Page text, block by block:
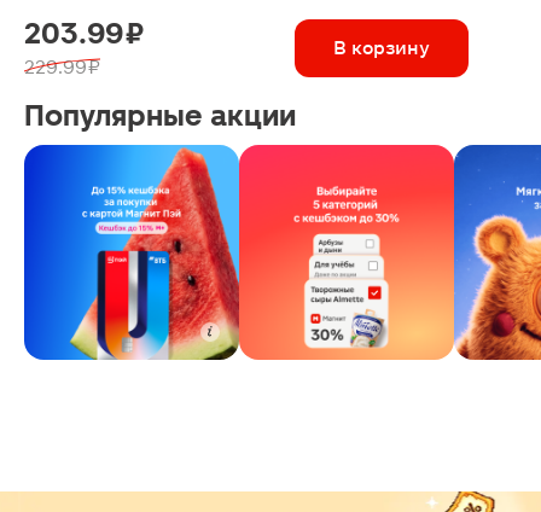
203.99 ₽
229.99 ₽
В корзину
Популярные акции